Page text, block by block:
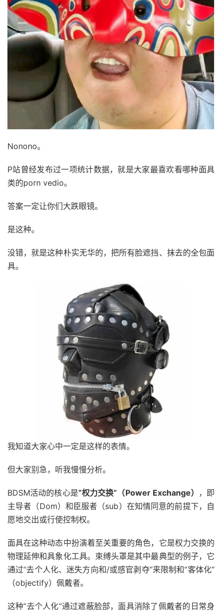
Nonono。
P站曾经发布过一项统计数据，就是大家最喜欢看哪种面具
类的porn vedio。
答案一定让你们大跌眼镜。
是这种。
没错，就是这种朴实无华的，把所有脸遮挡、抹去的全包面
具。
我知道大家心中一定是这样的表情。
但大家别急，听我慢慢分析。
BDSM活动的核心是“权力交换”（Power Exchange） ，即
主导者（Dom）和臣服者（sub）在知情同意的前提下，自
愿地交出或行使控制权。
面具在这种动态中扮演着至关重要的角色，它是权力交换的
物理延伸和具象化工具。束缚头罩是其中最典型的例子，它
通过“去个人化、迷失方向和/或感官剥夺”来限制和“客体化”
（objectify）佩戴者。
这种“去个人化”通过遮蔽脸部，面具消除了佩戴者的日常身